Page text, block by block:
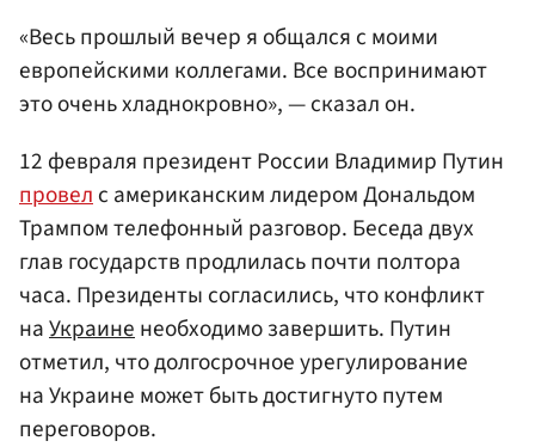
«Весь прошлый вечер я общался с моими
европейскими коллегами. Все воспринимают
это очень хладнокровно», — сказал он.
12 февраля президент России Владимир Путин
провел с американским лидером Дональдом
Трампом телефонный разговор. Беседа двух
глав государств продлилась почти полтора
часа. Президенты согласились, что конфликт
наУкраине необходимо завершить. Путин
отметил, что долгосрочное урегулирование
на Украине может быть достигнуто путем
переговоров.